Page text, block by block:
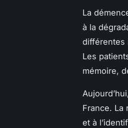
La
à la
différentes
Les
mémoire,
France. La
et à